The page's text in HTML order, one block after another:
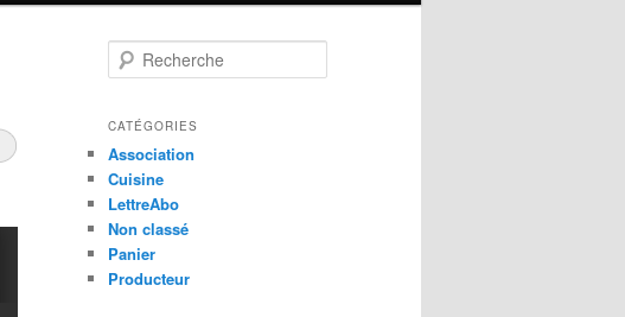
e
h
r
c
h
e
CATÉGORIES
Association
Cuisine
LettreAbo
Non classé
Panier
Producteur